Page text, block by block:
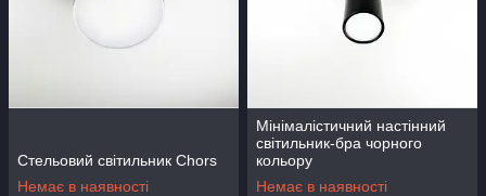
Стельовий світильник Chors
Немає в наявності
Мінімалістичний настінний
світильник-бра чорного
кольору
Немає в наявності